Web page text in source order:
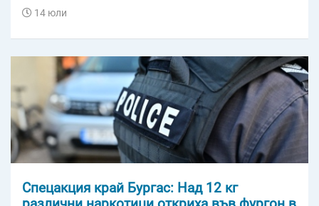
14 юли
Спецакция край Бургас: Над 12 кг